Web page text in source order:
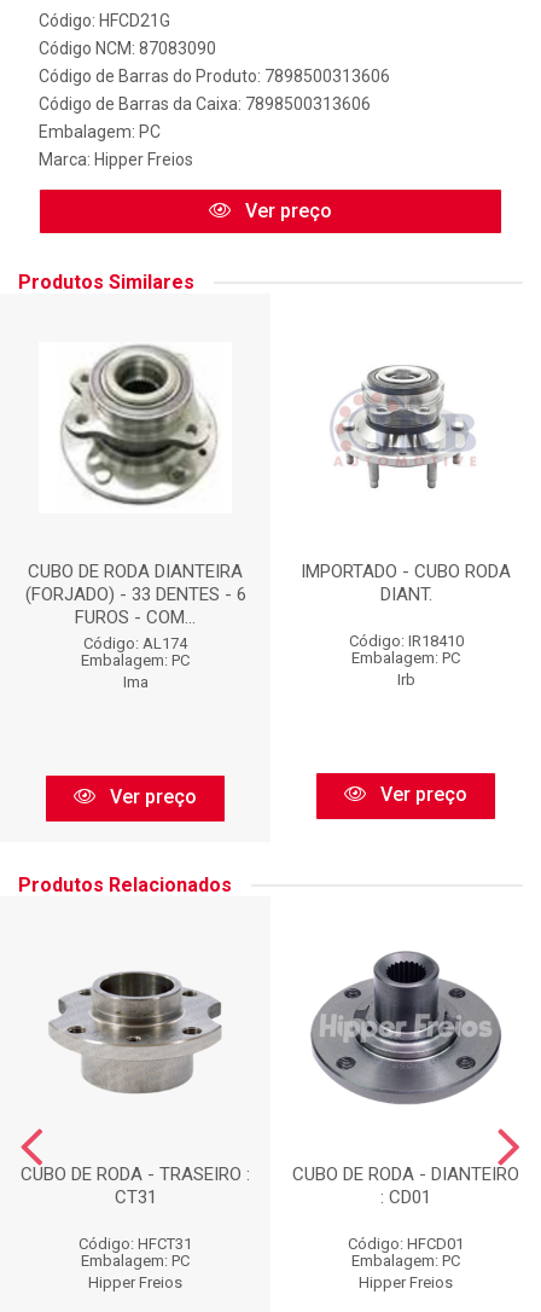
Código: HFCD21G
Código NCM: 87083090
Código de Barras do Produto: 7898500313606
Código de Barras da Caixa: 7898500313606
Embalagem: PC
Marca: Hipper Freios
Ver preço
Produtos Similares
CUBO DE RODA DIANTEIRA
(FORJADO) - 33 DENTES - 6
FUROS - COM...
Código: AL174
Embalagem: PC
Ima
Ver preço
IMPORTADO - CUBO RODA
DIANT.
Código: IR18410
Embalagem: PC
Irb
Ver preço
Produtos Relacionados
CUBO DE RODA - TRASEIRO :
CT31
Código: HFCT31
Embalagem: PC
Hipper Freios
CUBO DE RODA - DIANTEIRO
: CD01
Código: HFCD01
Embalagem: PC
Hipper Freios